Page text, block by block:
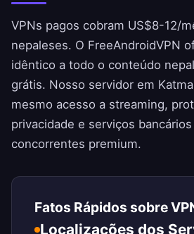
VPNs pagos cobram US$8-12/
nepaleses. O FreeAndroidVPN
idêntico a todo o conteúdo
grátis. Nosso servidor em
mesmo acesso a streaming,
privacidade e serviços
concorrentes premium.
Fatos Rápidos sobre
Localizações dos